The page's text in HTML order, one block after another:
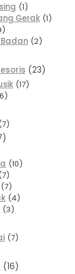
1
Gerak 1
2
23
17
6
7
10
7
7
4
3
7
16